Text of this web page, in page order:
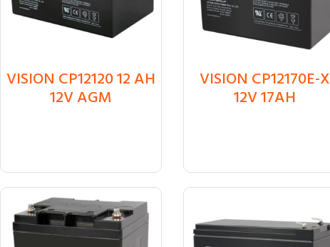
₸13 500
VISION CP12120 12 AH
12V AGM
₸ 19 350
VISION CP12170E-X
12V 17AH